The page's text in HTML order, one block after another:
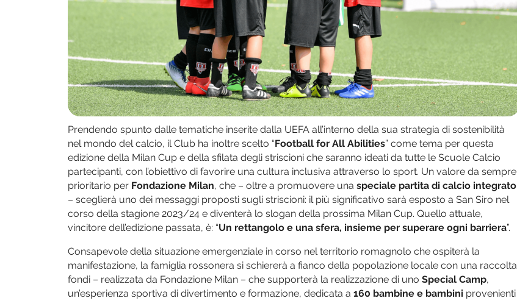
Prendendo spunto dalle tematiche inserite dalla UEFA all’interno della sua strategia di sostenibilità
nel mondo del calcio, il Club ha inoltre scelto “Football for All Abilities” come tema per questa
edizione della Milan Cup e della sfilata degli striscioni che saranno ideati da tutte le Scuole Calcio
partecipanti, con l’obiettivo di favorire una cultura inclusiva attraverso lo sport. Un valore da sempre
prioritario per Fondazione Milan, che – oltre a promuovere una speciale partita di calcio integrato
– sceglierà uno dei messaggi proposti sugli striscioni: il più significativo sarà esposto a San Siro nel
corso della stagione 2023/24 e diventerà lo slogan della prossima Milan Cup. Quello attuale,
vincitore dell’edizione passata, è: “Un rettangolo e una sfera, insieme per superare ogni barriera”.
Consapevole della situazione emergenziale in corso nel territorio romagnolo che ospiterà la
manifestazione, la famiglia rossonera si schiererà a fianco della popolazione locale con una raccolta
fondi – realizzata da Fondazione Milan – che supporterà la realizzazione di uno Special Camp,
un’esperienza sportiva di divertimento e formazione, dedicata a 160 bambine e bambini provenienti